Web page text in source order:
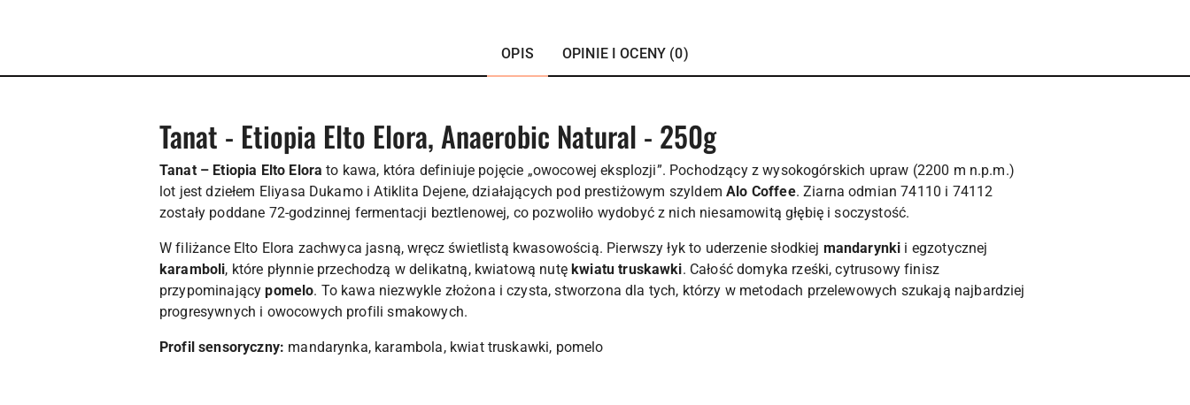
OPIS OPINIE I OCENY (0)
Tanat - Etiopia Elto Elora, Anaerobic Natural - 250g
Tanat – Etiopia Elto Elora to kawa, która definiuje pojęcie „owocowej eksplozji”. Pochodzący z wysokogórskich upraw (2200 m n.p.m.)
lot jest dziełem Eliyasa Dukamo i Atiklita Dejene, działających pod prestiżowym szyldemAlo Coffee. Ziarna odmian 74110 i 74112
zostały poddane 72-godzinnej fermentacji beztlenowej, co pozwoliło wydobyć z nich niesamowitą głębię i soczystość.
W filiżance Elto Elora zachwyca jasną, wręcz świetlistą kwasowością. Pierwszy łyk to uderzenie słodkiej mandarynki i egzotycznej
karamboli, które płynnie przechodzą w delikatną, kwiatową nutękwiatu truskawki. Całość domyka rześki, cytrusowy finisz
przypominającypomelo. To kawa niezwykle złożona i czysta, stworzona dla tych, którzy w metodach przelewowych szukają najbardziej
progresywnych i owocowych profili smakowych.
Profil sensoryczny: mandarynka, karambola, kwiat truskawki, pomelo